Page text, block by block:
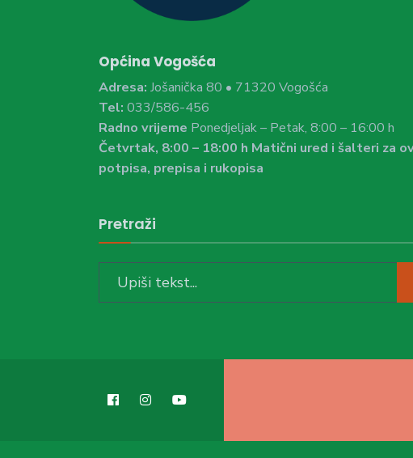
Općina Vogošća
Adresa: Jošanička 80 • 71320 Vogošća
Tel: 033/586-456
Radno vrijeme Ponedjeljak – Petak, 8:00 – 16:00 h
Četvrtak, 8:00 – 18:00 h Matični ured i šalteri za
potpisa, prepisa i rukopisa
Pretraži